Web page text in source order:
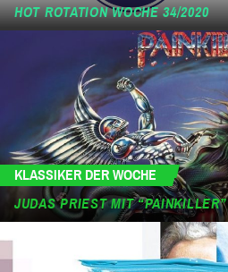
HOT ROTATION WOCHE 34/2020
KLASSIKER DER WOCHE
JUDAS PRIEST MIT “PAINKILLER”